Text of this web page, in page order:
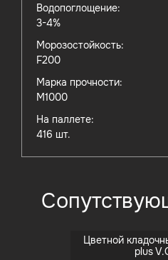
Водопоглощение:
3-4%
Морозостойкость:
F200
Марка прочности:
M1000
На паллете:
416 шт.
Цветной
plus